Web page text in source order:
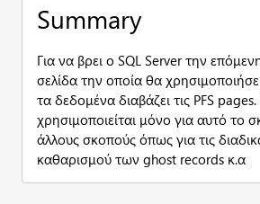
Summary
Για να βρει ο SQL Server την
σελίδα την οποία θα
τα δεδομένα διαβάζει τις PFS
χρησιμοποιείται μόνο για αυτό το
άλλους σκοπούς όπως για τις
καθαρισμού των ghost records κ.α